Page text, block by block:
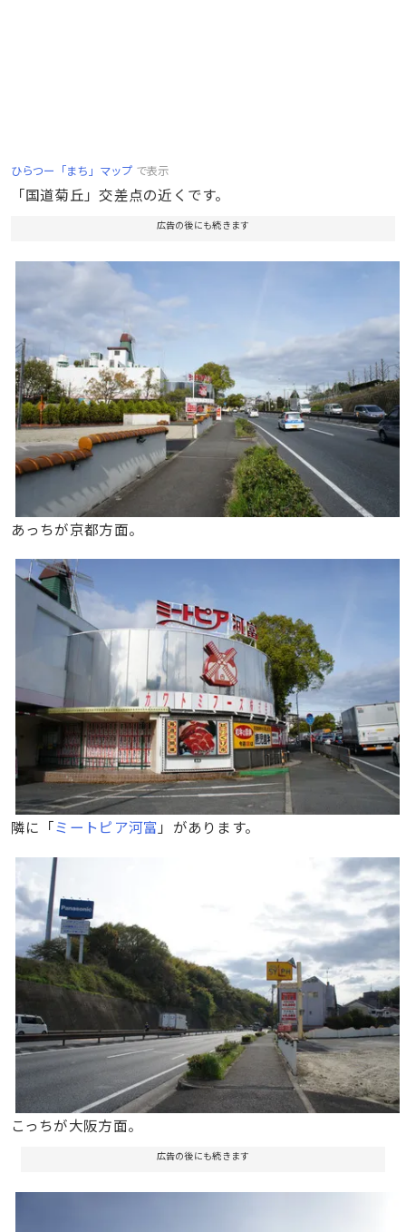
ひらつー「まち」マップ で表示
「国道菊丘」交差点の近くです。
広告の後にも続きます
あっちが京都方面。
隣に「ミートピア河富 」があります。
こっちが大阪方面。
広告の後にも続きます